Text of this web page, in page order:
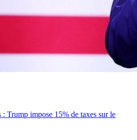
: Trump impose 15% de taxes sur le